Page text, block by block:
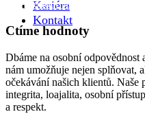
Kariéra
Kontakt
Prohlédnout volné pozice
Ctíme hodnoty
Dbáme na osobní odpovědnost
nám umožňuje nejen splňovat,
očekávání našich klientů. Naše
integrita, loajalita, osobní
a respekt.